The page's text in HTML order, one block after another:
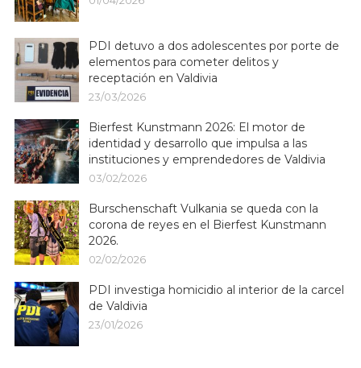
PDI detuvo a dos adolescentes por porte de
elementos para cometer delitos y
receptación en Valdivia
23/03/2026
Bierfest Kunstmann 2026: El motor de
identidad y desarrollo que impulsa a las
instituciones y emprendedores de Valdivia
03/02/2026
Burschenschaft Vulkania se queda con la
corona de reyes en el Bierfest Kunstmann
2026.
02/02/2026
PDI investiga homicidio al interior de la carcel
de Valdivia
23/01/2026